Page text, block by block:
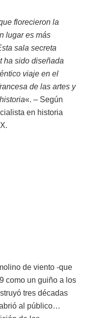
florecieron la
lugar es más
sala secreta
ha sido diseñada
viaje en el
de las artes y
«. – Según
en historia
de viento -que
como un guiño a los
tres décadas
al público…